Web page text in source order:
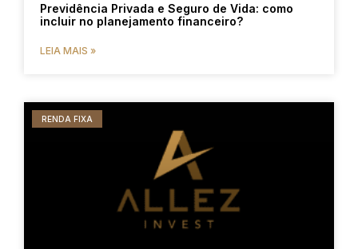
Previdência Privada e Seguro de Vida: como
incluir no planejamento financeiro?
LEIA MAIS »
RENDA FIXA